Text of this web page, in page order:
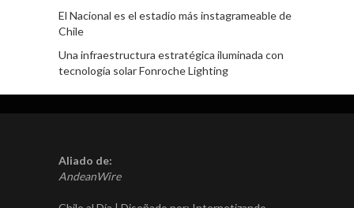
El Nacional es el estadio más instagrameable de
Chile
Una infraestructura estratégica iluminada con
tecnología solar Fonroche Lighting
Aliado de:
AndeanWire